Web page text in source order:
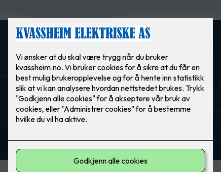
ELKO Smart
Automatisk lys ved bevegelse. Helt
automagisk!